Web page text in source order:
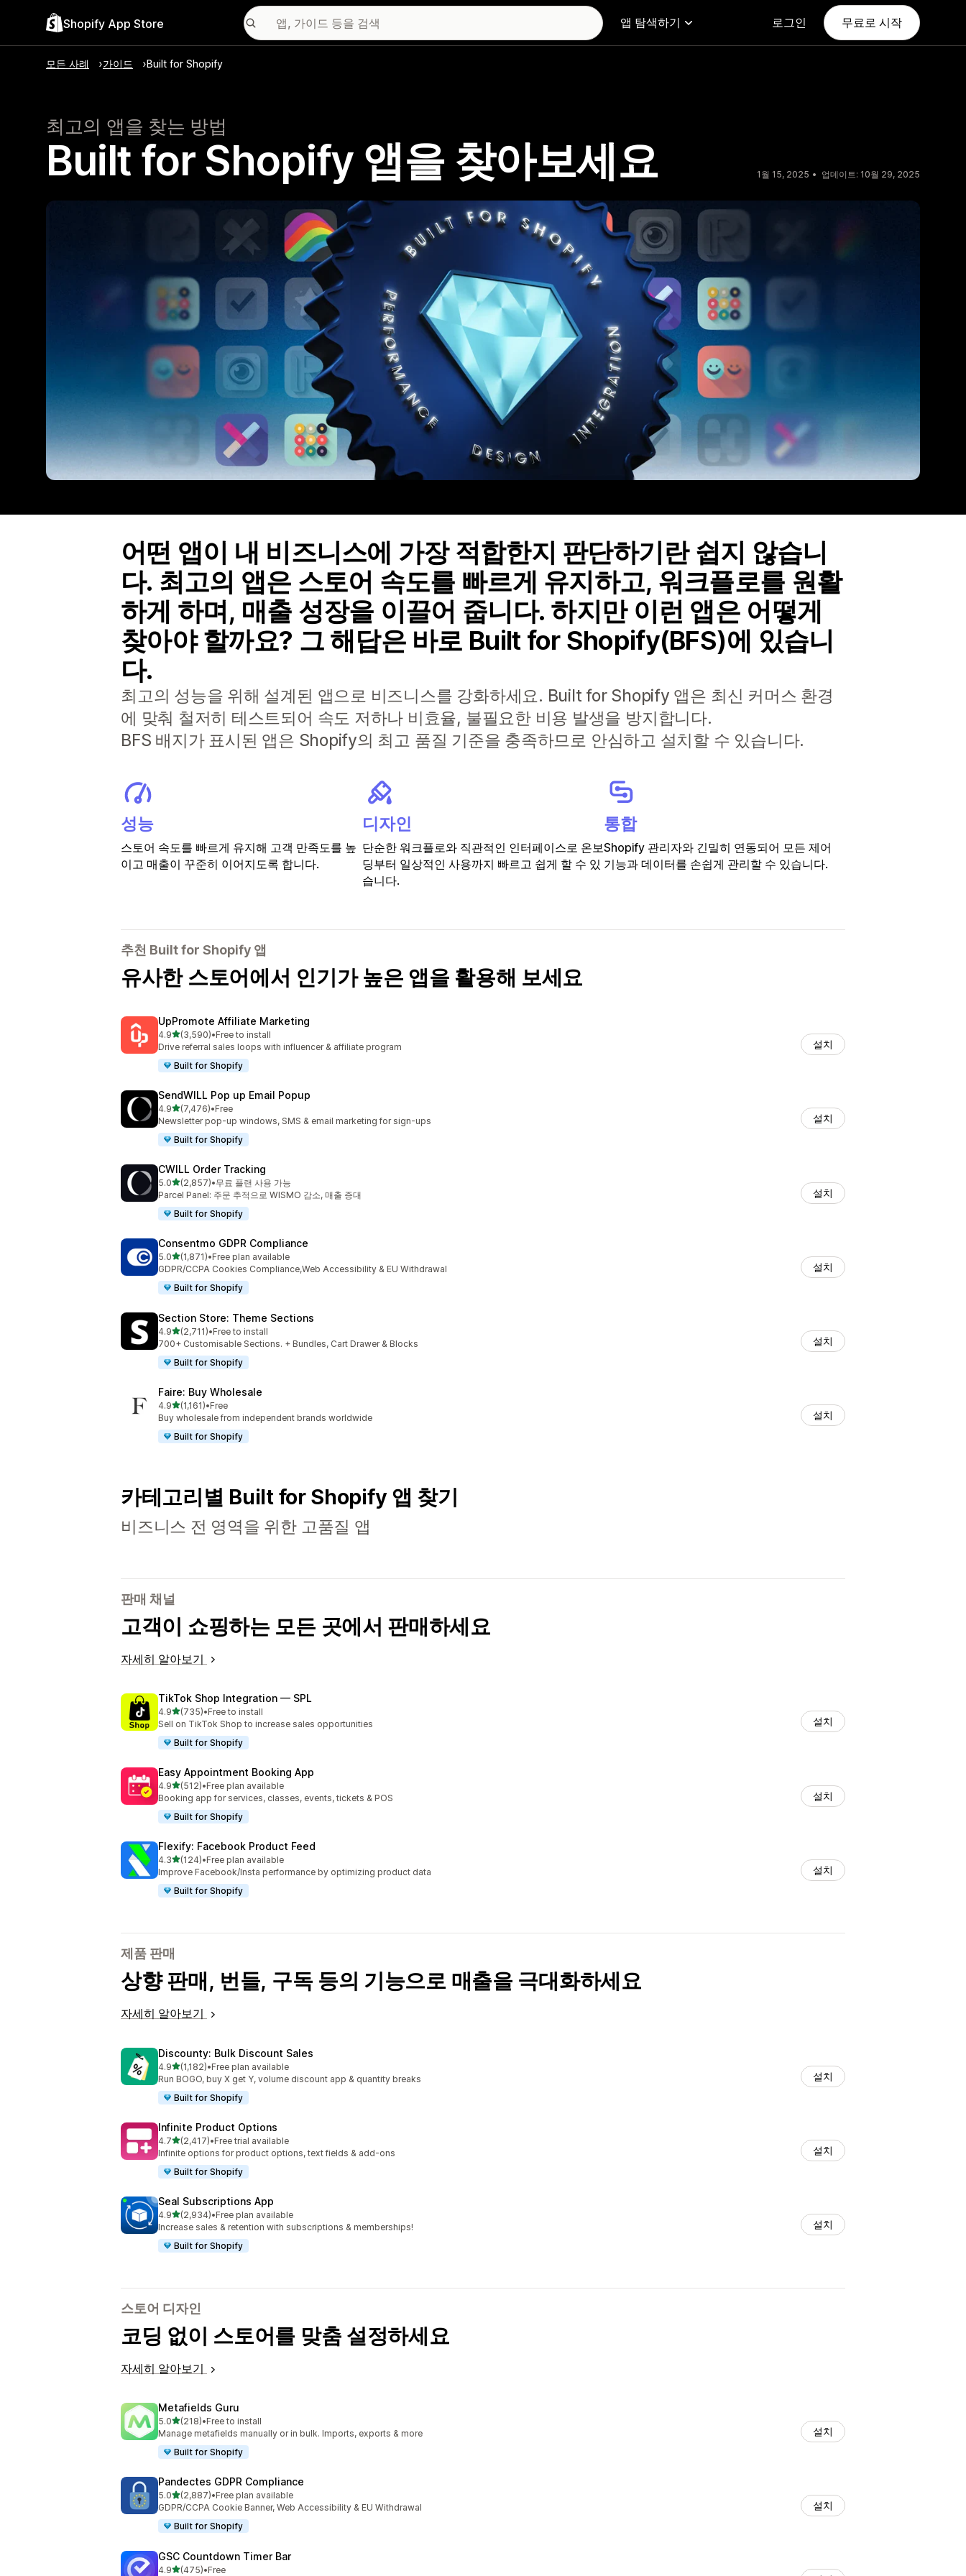
Shopify App Store 앱 탐색하기 로그인 무료로 시작
모든 사례 가이드 Built for Shopify
최고의 앱을 찾는 방법
Built for Shopify 앱을 찾아보세요 1월 15, 2025 업데이트: 10월 29, 2025
어떤 앱이 내 비즈니스에 가장 적합한지 판단하기란 쉽지 않습니
다. 최고의 앱은 스토어 속도를 빠르게 유지하고, 워크플로를 원활
하게 하며, 매출 성장을 이끌어 줍니다. 하지만 이런 앱은 어떻게
찾아야 할까요? 그 해답은 바로 Built for Shopify(BFS)에 있습니
다.
최고의 성능을 위해 설계된 앱으로 비즈니스를 강화하세요. Built for Shopify 앱은 최신 커머스 환경
에 맞춰 철저히 테스트되어 속도 저하나 비효율, 불필요한 비용 발생을 방지합니다.
BFS 배지가 표시된 앱은 Shopify의 최고 품질 기준을 충족하므로 안심하고 설치할 수 있습니다.
성능
스토어 속도를 빠르게 유지해 고객 만족도를 높
이고 매출이 꾸준히 이어지도록 합니다.
디자인
단순한 워크플로와 직관적인 인터페이스로 온보
딩부터 일상적인 사용까지 빠르고 쉽게 할 수 있
습니다.
통합
Shopify 관리자와 긴밀히 연동되어 모든 제어
기능과 데이터를 손쉽게 관리할 수 있습니다.
추천 Built for Shopify 앱
유사한 스토어에서 인기가 높은 앱을 활용해 보세요
UpPromote Affiliate Marketing
4.9별 5개 중
(3,590)
총 리뷰 3590개
•Free to install
Drive referral sales loops with influencer & affiliate program
Built for Shopify
설치
SendWILL Pop up Email Popup
4.9별 5개 중
(7,476)
총 리뷰 7476개
•Free
Newsletter pop-up windows, SMS & email marketing for sign-ups
Built for Shopify
설치
CWILL Order Tracking
5.0별 5개 중
(2,857)
총 리뷰 2857개
•무료 플랜 사용 가능
Parcel Panel: 주문 추적으로 WISMO 감소, 매출 증대
Built for Shopify
설치
Consentmo GDPR Compliance
5.0별 5개 중
(1,871)
총 리뷰 1871개
•Free plan available
GDPR/CCPA Cookies Compliance,Web Accessibility & EU Withdrawal
Built for Shopify
설치
Section Store: Theme Sections
4.9별 5개 중
(2,711)
총 리뷰 2711개
•Free to install
700+ Customisable Sections. + Bundles, Cart Drawer & Blocks
Built for Shopify
설치
Faire: Buy Wholesale
4.9별 5개 중
(1,161)
총 리뷰 1161개
•Free
Buy wholesale from independent brands worldwide
Built for Shopify
설치
카테고리별 Built for Shopify 앱 찾기
비즈니스 전 영역을 위한 고품질 앱
판매 채널
고객이 쇼핑하는 모든 곳에서 판매하세요
자세히 알아보기
TikTok Shop Integration — SPL
4.9별 5개 중
(735)
총 리뷰 735개
•Free to install
Sell on TikTok Shop to increase sales opportunities
Built for Shopify
설치
Easy Appointment Booking App
4.9별 5개 중
(512)
총 리뷰 512개
•Free plan available
Booking app for services, classes, events, tickets & POS
Built for Shopify
설치
Flexify: Facebook Product Feed
4.3별 5개 중
(124)
총 리뷰 124개
•Free plan available
Improve Facebook/Insta performance by optimizing product data
Built for Shopify
설치
제품 판매
상향 판매, 번들, 구독 등의 기능으로 매출을 극대화하세요
자세히 알아보기
Discounty: Bulk Discount Sales
4.9별 5개 중
(1,182)
총 리뷰 1182개
•Free plan available
Run BOGO, buy X get Y, volume discount app & quantity breaks
Built for Shopify
설치
Infinite Product Options
4.7별 5개 중
(2,417)
총 리뷰 2417개
•Free trial available
Infinite options for product options, text fields & add-ons
Built for Shopify
설치
Seal Subscriptions App
4.9별 5개 중
(2,934)
총 리뷰 2934개
•Free plan available
Increase sales & retention with subscriptions & memberships!
Built for Shopify
설치
스토어 디자인
코딩 없이 스토어를 맞춤 설정하세요
자세히 알아보기
Metafields Guru
5.0별 5개 중
(218)
총 리뷰 218개
•Free to install
Manage metafields manually or in bulk. Imports, exports & more
Built for Shopify
설치
Pandectes GDPR Compliance
5.0별 5개 중
(2,887)
총 리뷰 2887개
•Free plan available
GDPR/CCPA Cookie Banner, Web Accessibility & EU Withdrawal
Built for Shopify
설치
GSC Countdown Timer Bar
4.9별 5개 중
(475)•Free